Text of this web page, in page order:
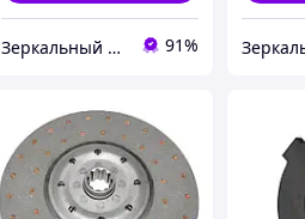
Зеркальный элемент 91%